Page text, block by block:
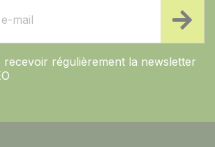
régulièrement la newsletter